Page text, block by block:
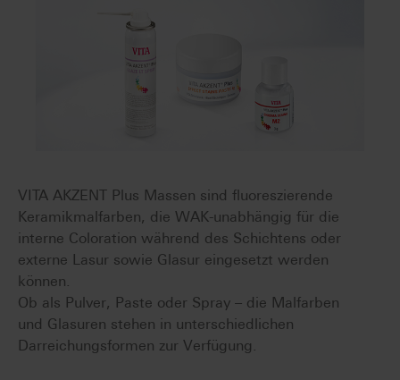
VITA AKZENT Plus Massen sind fluoreszierende
Keramikmalfarben, die WAK-unabhängig für die
interne Coloration während des Schichtens oder
externe Lasur sowie Glasur eingesetzt werden
können.
Ob als Pulver, Paste oder Spray – die Malfarben
und Glasuren stehen in unterschiedlichen
Darreichungsformen zur Verfügung.